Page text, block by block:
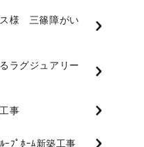
様 三篠障がい
ラグジュアリー
事
ｰﾌﾟﾎｰﾑ新築工事